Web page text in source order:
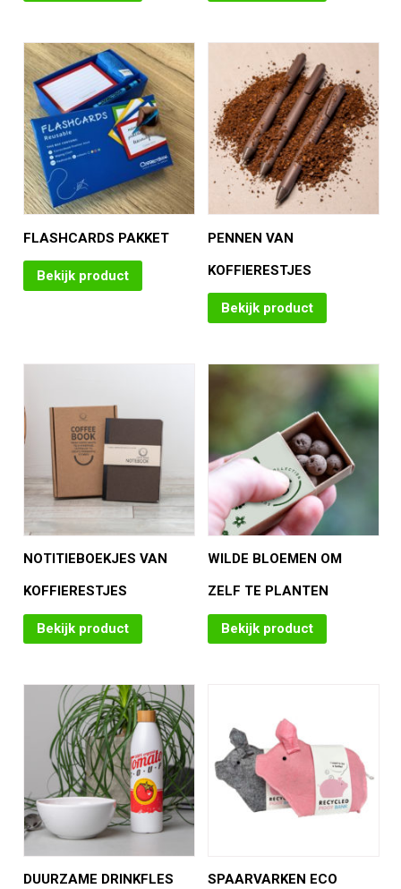
FLASHCARDS PAKKET
Bekijk product
PENNEN VAN
KOFFIERESTJES
Bekijk product
NOTITIEBOEKJES VAN
KOFFIERESTJES
Bekijk product
WILDE BLOEMEN OM
ZELF TE PLANTEN
Bekijk product
DUURZAME DRINKFLES SPAARVARKEN ECO